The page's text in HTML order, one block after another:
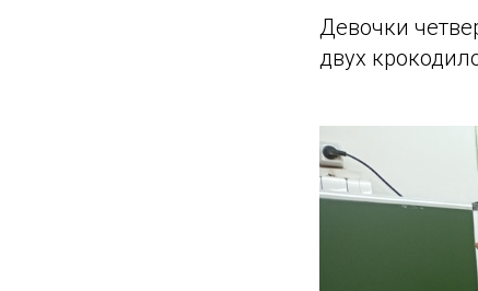
Девочки
двух